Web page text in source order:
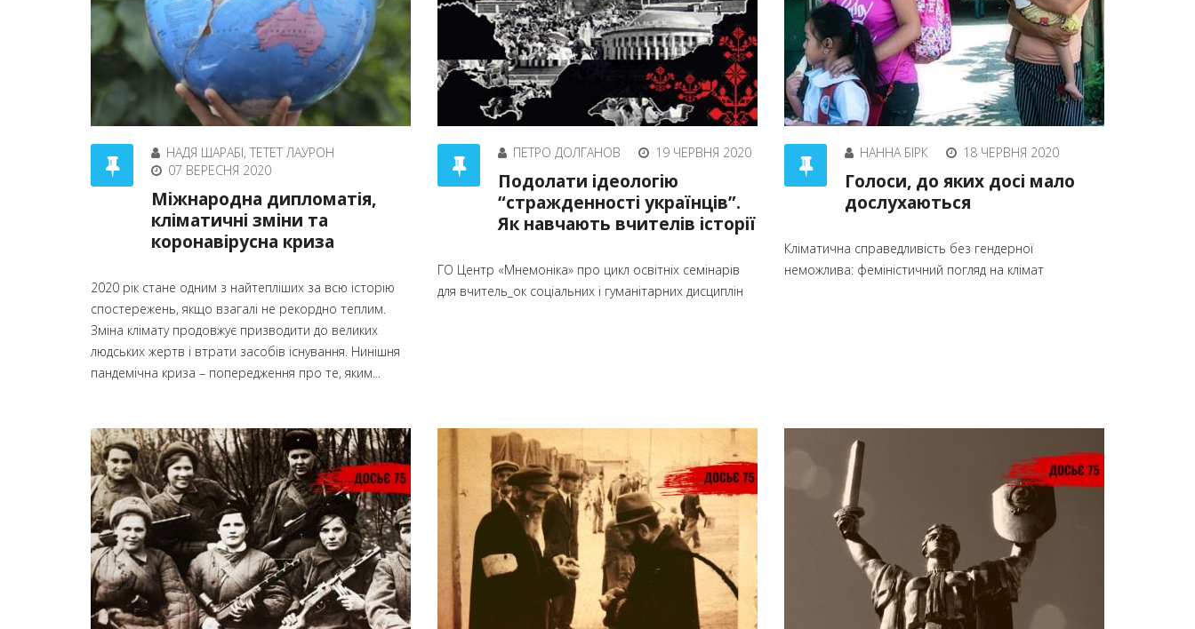
НАДЯ ШАРАБІ, ТЕТЕТ ЛАУРОН
07 ВЕРЕСНЯ 2020
Міжнародна дипломатія,
кліматичні зміни та
коронавірусна криза
2020 рік стане одним з найтепліших за всю історію
спостережень, якщо взагалі не рекордно теплим.
Зміна клімату продовжує призводити до великих
людських жертв і втрати засобів існування. Нинішня
пандемічна криза – попередження про те, яким...
ПЕТРО ДОЛГАНОВ 19 ЧЕРВНЯ 2020
Подолати ідеологію
“стражденності українців”.
Як навчають вчителів історії
ГО Центр «Мнемоніка» про цикл освітніх семінарів
для вчитель_ок соціальних і гуманітарних дисциплін
НАННА БІРК 18 ЧЕРВНЯ 2020
Голоси, до яких досі мало
дослухаються
Кліматична справедливість без гендерної
неможлива: феміністичний погляд на клімат